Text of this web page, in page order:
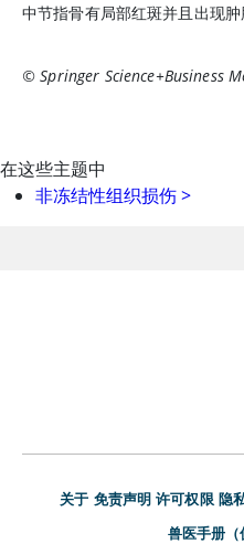
中节指骨有局部红斑并且出现肿
© Springer Science+Business
在这些主题中
非冻结性组织损伤>
关于 免责声明 许可权限 隐
兽医手册（